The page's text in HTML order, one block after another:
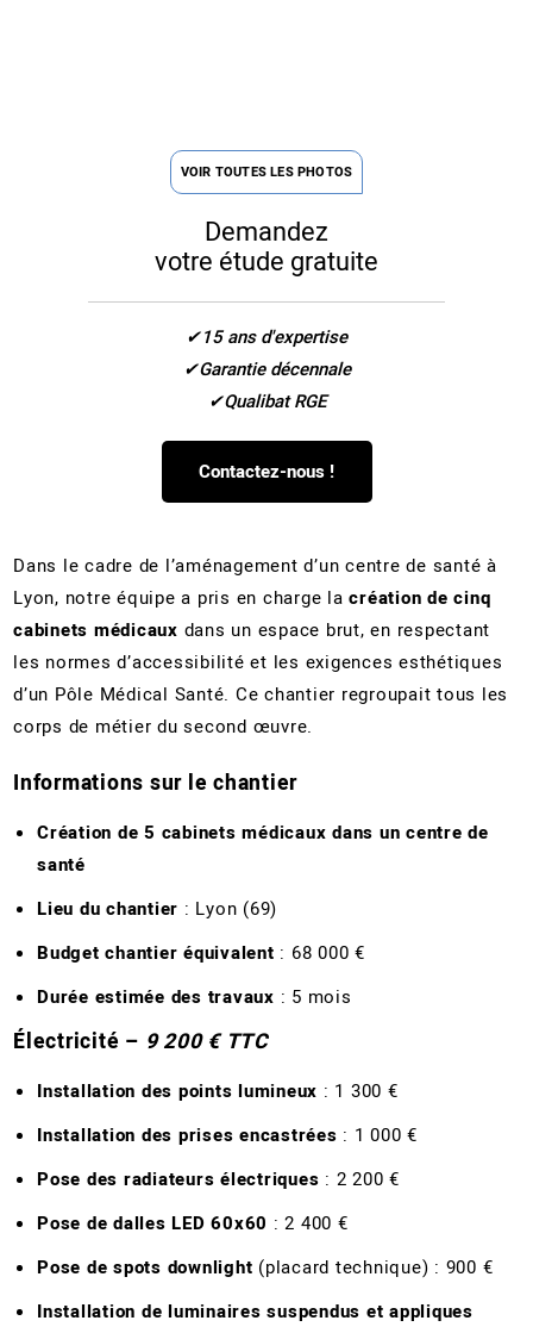
VOIR TOUTES LES PHOTOS
Demandez
votre étude gratuite
15 ans d'expertise
Garantie décennale
Qualibat RGE
Contactez-nous !
Dans le cadre de l’aménagement d’un centre de santé à
Lyon, notre équipe a pris en charge lacréation de cinq
cabinets médicaux dans un espace brut, en respectant
les normes d’accessibilité et les exigences esthétiques
d’un Pôle Médical Santé. Ce chantier regroupait tous les
corps de métier du second œuvre.
Informations sur le chantier
Création de 5 cabinets médicaux dans un centre de
santé
Lieu du chantier : Lyon (69)
Budget chantier équivalent : 68 000 €
Durée estimée des travaux : 5 mois
Électricité – 9 200 € TTC
Installation des points lumineux : 1 300 €
Installation des prises encastrées : 1 000 €
Pose des radiateurs électriques : 2 200 €
Pose de dalles LED 60x60 : 2 400 €
Pose de spots downlight (placard technique) : 900 €
Installation de luminaires suspendus et appliques